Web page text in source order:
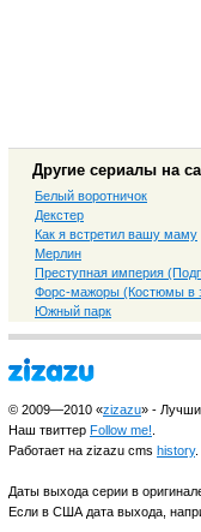
Другие сериалы на
Белый воротничок
Декстер
Как я встретил вашу маму
Мерлин
Преступная империя
Форс-мажоры (Костюмы в
Южный парк
© 2009—2010 «zizazu» -
Наш твиттер Follow me!
Работает на zizazu cms history.
Даты выхода серии в
Если в США дата выхода,